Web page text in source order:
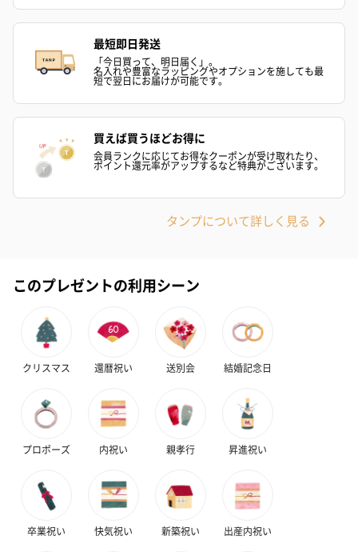
フラワーテディベア
（2,390円）
テディベア（バニラ）
（1,760円）
紅茶・コーヒー・スイーツ
紅茶・コーヒー・スイーツを同梱してお届けいたします。ギフト
への＋αにおすすめです。
アールグレイ（HAPPY
（660円）
アールグレイティー
スイーツを同梱してお届けいたします。ギフトへの＋αにおすすめ
最短即日発送
「今日買って、明日届く」。
名入れや豊富なラッピングやオプションを施しても最
短で翌日にお届けが可能です。
買えば買うほどお得に
会員ランクに応じてお得なクーポンが受け取れたり、
ポイント還元率がアップするなど特典がございます。
タンプについて詳しく見る
このプレゼントの利用シーン
クリスマス 還暦祝い 送別会 結婚記念日
プロポーズ 内祝い 親孝行 昇進祝い
卒業祝い 快気祝い 新築祝い 出産内祝い